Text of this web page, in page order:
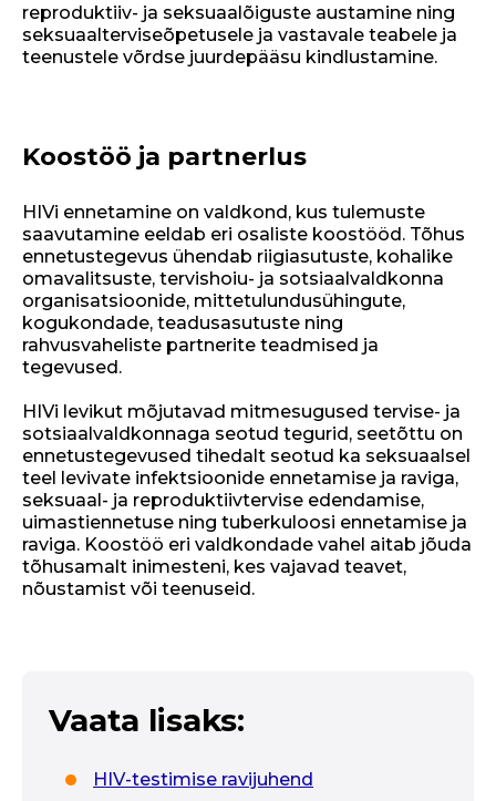
reproduktiiv- ja seksuaalõiguste austamine ning
seksuaalterviseõpetusele ja vastavale teabele ja
teenustele võrdse juurdepääsu kindlustamine.
Koostöö ja partnerlus
HIVi ennetamine on valdkond, kus tulemuste
saavutamine eeldab eri osaliste koostööd. Tõhus
ennetustegevus ühendab riigiasutuste, kohalike
omavalitsuste, tervishoiu- ja sotsiaalvaldkonna
organisatsioonide, mittetulundusühingute,
kogukondade, teadusasutuste ning
rahvusvaheliste partnerite teadmised ja
tegevused.
HIVi levikut mõjutavad mitmesugused tervise- ja
sotsiaalvaldkonnaga seotud tegurid, seetõttu on
ennetustegevused tihedalt seotud ka seksuaalsel
teel levivate infektsioonide ennetamise ja raviga,
seksuaal- ja reproduktiivtervise edendamise,
uimastiennetuse ning tuberkuloosi ennetamise ja
raviga. Koostöö eri valdkondade vahel aitab jõuda
tõhusamalt inimesteni, kes vajavad teavet,
nõustamist või teenuseid.
Vaata lisaks:
HIV-testimise ravijuhend